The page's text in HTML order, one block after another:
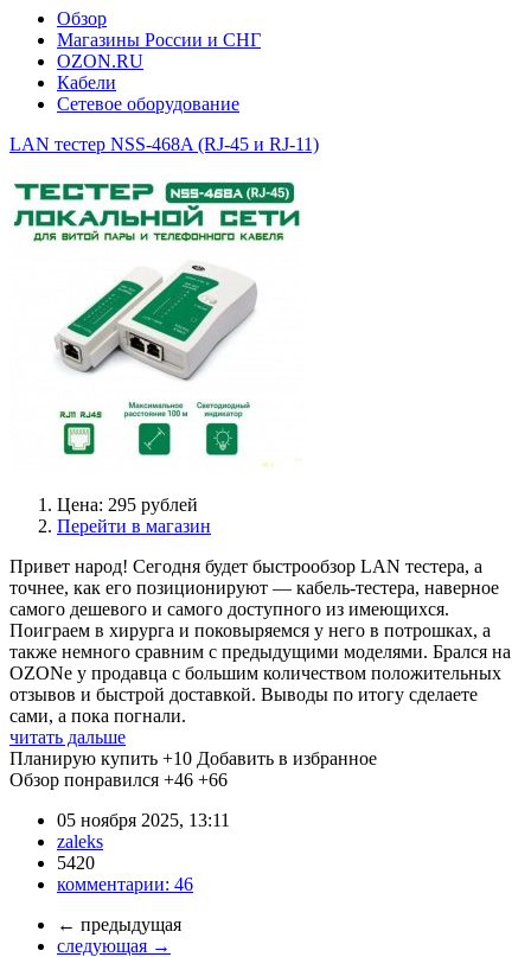
Обзор
Магазины России и СНГ
OZON.RU
Кабели
Сетевое оборудование
LAN тестер NSS-468A (RJ-45 и RJ-11)
Цена: 295 рублей
Перейти в магазин
Привет народ! Сегодня будет быстрообзор LAN тестера, а
точнее, как его позиционируют — кабель-тестера, наверное
самого дешевого и самого доступного из имеющихся.
Поиграем в хирурга и поковыряемся у него в потрошках, а
также немного сравним с предыдущими моделями. Брался на
OZONe у продавца с большим количеством положительных
отзывов и быстрой доставкой. Выводы по итогу сделаете
сами, а пока погнали.
читать дальше
Планирую купить +10 Добавить в избранное
Обзор понравился +46 +66
05 ноября 2025, 13:11
zaleks
5420
комментарии: 46
← предыдущая
следующая →